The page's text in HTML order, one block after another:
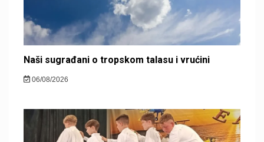
Naši sugrađani o tropskom talasu i vrućini
06/08/2026